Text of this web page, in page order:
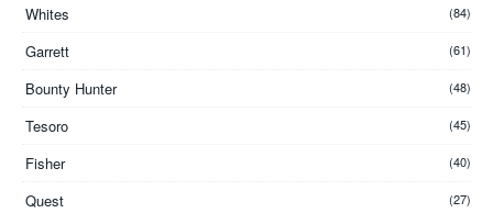
Whites (84)
Garrett (61)
Bounty Hunter (48)
Tesoro (45)
Fisher (40)
Quest (27)